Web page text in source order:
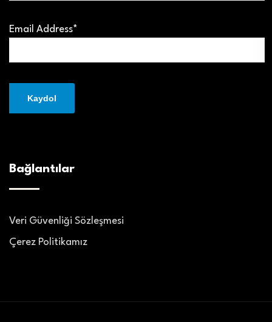
Email Address*
Bağlantılar
Veri Güvenliği Sözleşmesi
Çerez Politikamız